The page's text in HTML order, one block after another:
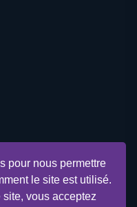
pour nous permettre
le site est utilisé.
vous acceptez